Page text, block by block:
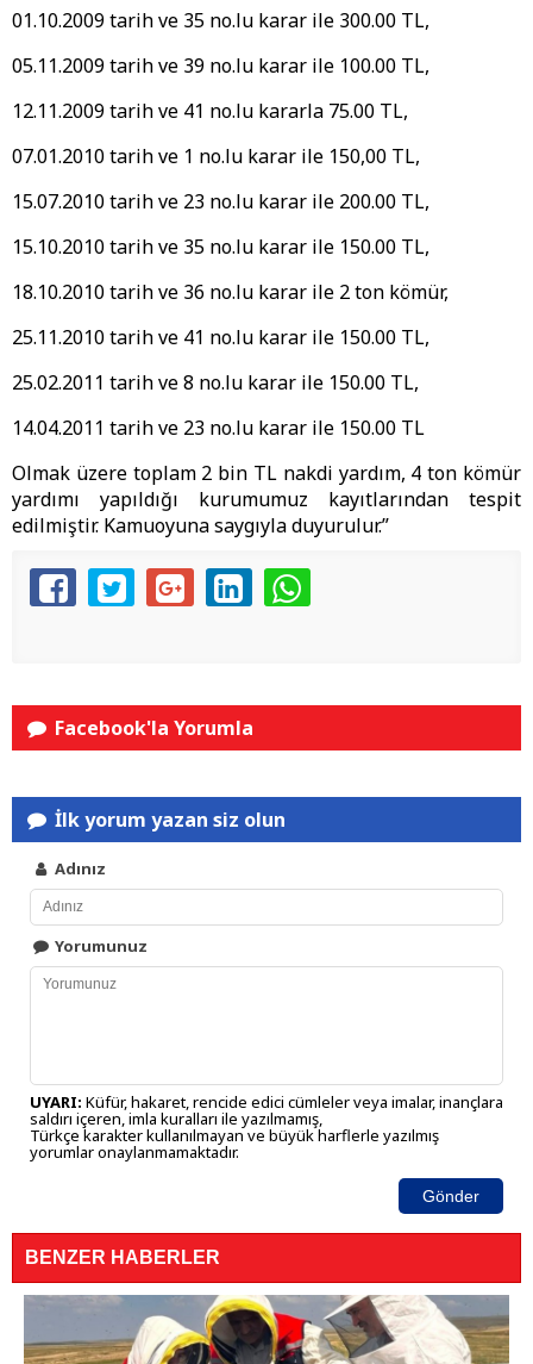
01.10.2009 tarih ve 35 no.lu karar ile 300.00 TL,
05.11.2009 tarih ve 39 no.lu karar ile 100.00 TL,
12.11.2009 tarih ve 41 no.lu kararla 75.00 TL,
07.01.2010 tarih ve 1 no.lu karar ile 150,00 TL,
15.07.2010 tarih ve 23 no.lu karar ile 200.00 TL,
15.10.2010 tarih ve 35 no.lu karar ile 150.00 TL,
18.10.2010 tarih ve 36 no.lu karar ile 2 ton kömür,
25.11.2010 tarih ve 41 no.lu karar ile 150.00 TL,
25.02.2011 tarih ve 8 no.lu karar ile 150.00 TL,
14.04.2011 tarih ve 23 no.lu karar ile 150.00 TL
Olmak üzere toplam 2 bin TL nakdi yardım, 4 ton kömür
yardımı yapıldığı kurumumuz kayıtlarından tespit
edilmiştir. Kamuoyuna saygıyla duyurulur.”
Facebook'la Yorumla
İlk yorum yazan siz olun
Adınız
Yorumunuz
UYARI: Küfür, hakaret, rencide edici cümleler veya imalar, inançlara
saldırı içeren, imla kuralları ile yazılmamış,
Türkçe karakter kullanılmayan ve büyük harflerle yazılmış
yorumlar onaylanmamaktadır.
Gönder
BENZER HABERLER